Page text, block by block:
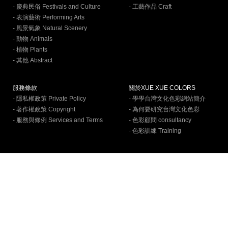
- 慶典民俗 Festivals and Culture
- 表演藝術 Performing Arts
- 風景氣象 Natural Scenery
- 動物 Animals
- 植物 Plants
- 其他 Abstract
- 工藝作品 Craft
服務條款
- 隱私權政策 Private Policy
- 著作權政策 Copyright
- 服務與條例 Services and Terms
關於XUE XUE COLORS
- 學學台灣文化色彩網站簡介
- 為何要研究台灣文化色彩
- 色彩顧問 consultancy
- 色彩訓練 Training